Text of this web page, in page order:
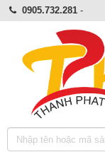
0905.732.281-